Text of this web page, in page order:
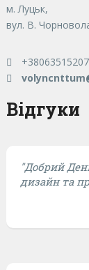
м. Луцьк,
вул. В.
Відгуки
"Добрий
дизайн та